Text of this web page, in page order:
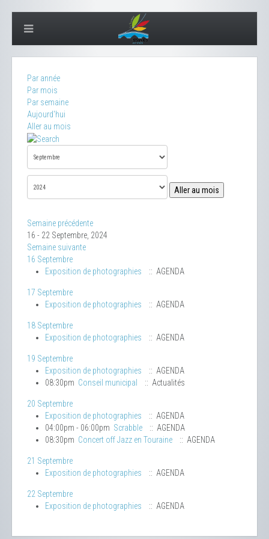
Par année
Par mois
Par semaine
Aujourd'hui
Aller au mois
Aller au mois
Semaine précédente
16 - 22 Septembre, 2024
Semaine suivante
16 Septembre
Exposition de photographies
:: AGENDA
17 Septembre
Exposition de photographies
:: AGENDA
18 Septembre
Exposition de photographies
:: AGENDA
19 Septembre
Exposition de photographies
:: AGENDA
08:30pm Conseil municipal :: Actualités
20 Septembre
Exposition de photographies
:: AGENDA
04:00pm - 06:00pm Scrabble
:: AGENDA
08:30pm Concert off Jazz en Touraine :: AGENDA
21 Septembre
Exposition de photographies
:: AGENDA
22 Septembre
Exposition de photographies
:: AGENDA